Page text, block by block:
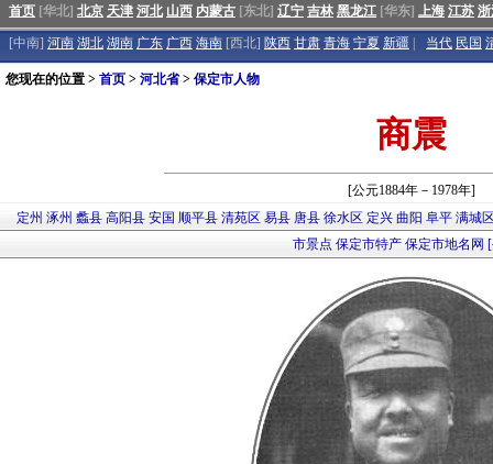
首页 [华北] 北京 天津 河北 山西 内蒙古 [东北] 辽宁 吉林 黑龙江 [华东] 上海 江苏
[中南] 河南 湖北 湖南 广东 广西 海南 [西北] 陕西 甘肃 青海 宁夏 新疆 当代 民国
您现在的位置 > 首页 > 河北省> 保定市人物
商震
[公元1884年－1978年]
定州 涿州 蠡县 高阳县 安国 顺平县 清苑区 易县 唐县 徐水区 定兴 曲阳 阜平 满城
市景点 保定市特产 保定市地名网